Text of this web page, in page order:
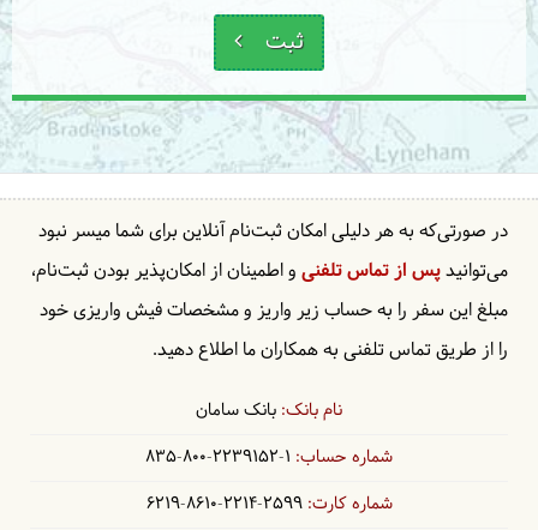
ثبت
در صورتی‌که به هر دلیلی امکان ثبت‌نام آنلاین برای شما میسر نبود
می‌توانیدپس از تماس تلفنی و اطمینان از امکان‌پذیر بودن ثبت‌نام،
مبلغ این سفر را به حساب زیر واریز و مشخصات فیش واریزی خود
را از طریق تماس تلفنی به همکاران ما اطلاع دهید.
بانک سامان
835-800-2239152-1
6219-8610-2214-2599